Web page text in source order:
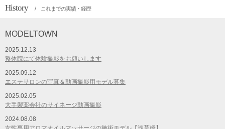
History / これまでの実績・経歴
MODELTOWN
2025.12.13
整体院にて体験撮影をお願いします
2025.09.12
エステサロンの写真＆動画撮影用モデル募集
2025.02.05
大手製薬会社のサイネージ動画撮影
2024.08.08